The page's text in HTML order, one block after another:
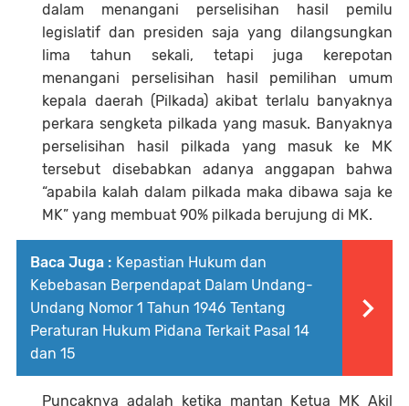
dalam menangani perselisihan hasil pemilu
legislatif dan presiden saja yang dilangsungkan
lima tahun sekali, tetapi juga kerepotan
menangani perselisihan hasil pemilihan umum
kepala daerah (Pilkada) akibat terlalu banyaknya
perkara sengketa pilkada yang masuk. Banyaknya
perselisihan hasil pilkada yang masuk ke MK
tersebut disebabkan adanya anggapan bahwa
“apabila kalah dalam pilkada maka dibawa saja ke
MK” yang membuat 90% pilkada berujung di MK.
Baca Juga : Kepastian Hukum dan
Kebebasan Berpendapat Dalam Undang-
Undang Nomor 1 Tahun 1946 Tentang
Peraturan Hukum Pidana Terkait Pasal 14
dan 15
Puncaknya adalah ketika mantan Ketua MK Akil